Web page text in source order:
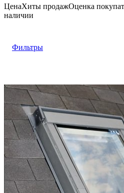
ЦенаХиты продажОценка
наличии
Фильтры